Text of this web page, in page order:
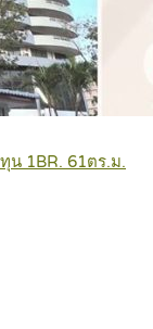
น 1BR. 61ตร.ม.